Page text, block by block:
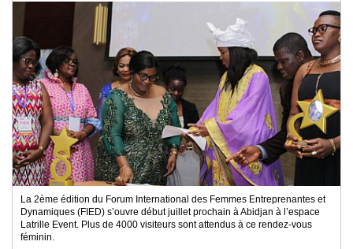
La 2ème édition du Forum International des Femmes Entreprenantes et
Dynamiques (FIED) s’ouvre début juillet prochain à Abidjan à l’espace
Latrille Event. Plus de 4000 visiteurs sont attendus à ce rendez-vous
féminin.